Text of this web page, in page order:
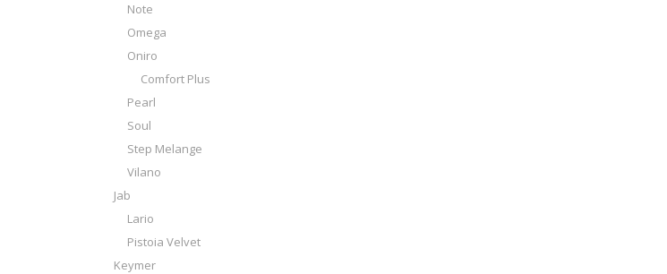
Note
Omega
Oniro
Comfort Plus
Pearl
Soul
Step Melange
Vilano
Jab
Lario
Pistoia Velvet
Keymer